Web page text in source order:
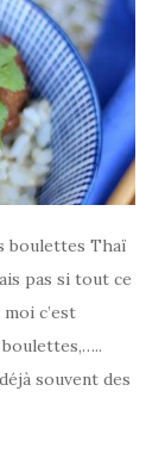
boulettes Thaï
pas si tout ce
c’est
souvent des